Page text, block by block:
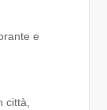
e
città,